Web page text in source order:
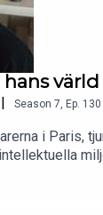
| Season 7 Ep. 130
i Paris,
sig på helt